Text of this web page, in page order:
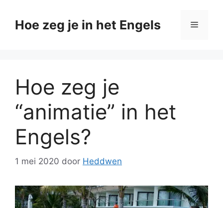
naarHoe zeg je in het Engels Menu
Hoe zeg je
“animatie” in het
Engels?
1 mei 2020 door Heddwen